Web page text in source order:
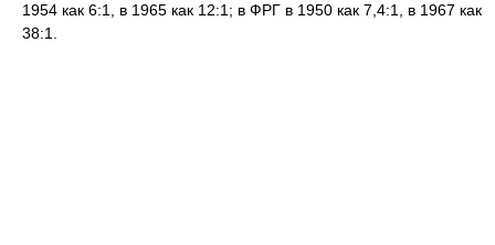
1954 как 6:1, в 1965 как 12:1; в ФРГ в 1950 как 7,4:1, в 1967 как
38:1.